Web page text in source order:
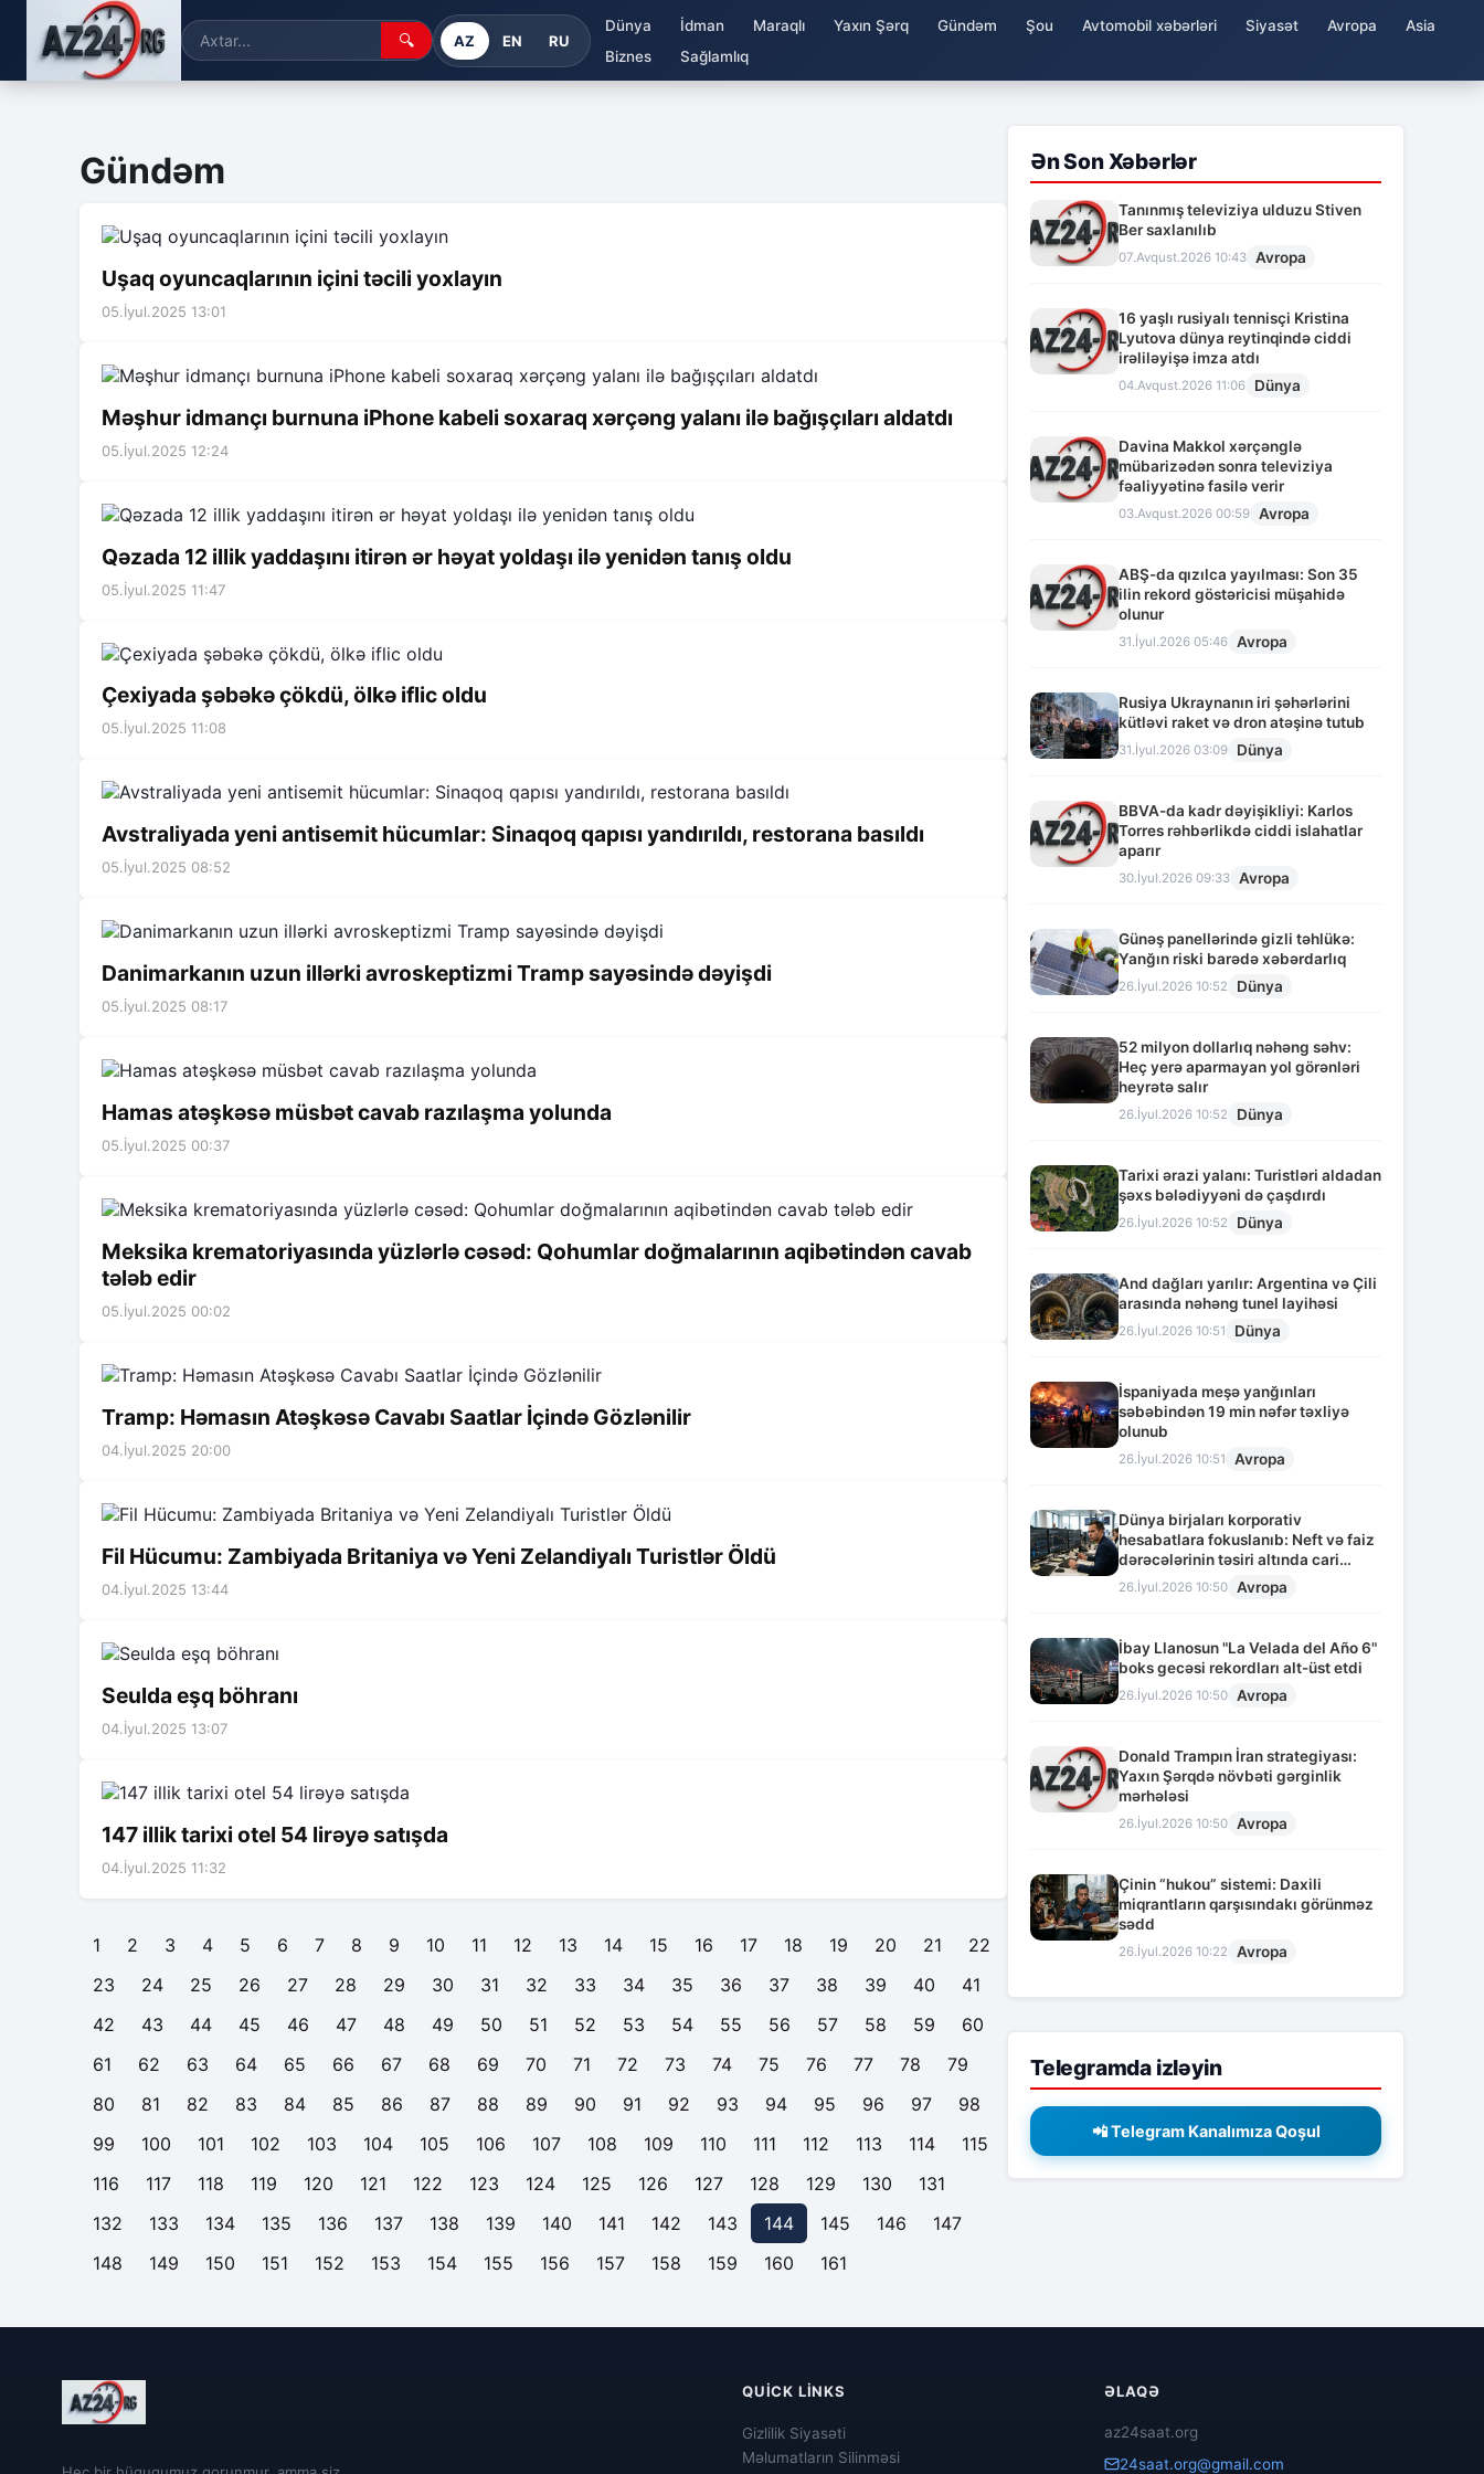
🔍 AZ EN RU
Dünya İdman Maraqlı Yaxın Şərq Gündəm Şou Avtomobil xəbərləri Siyasət Avropa
Asia
Biznes
Sağlamlıq
Gündəm
Uşaq oyuncaqlarının içini təcili yoxlayın
05.İyul.2025 13:01
Məşhur idmançı burnuna iPhone kabeli soxaraq xərçəng yalanı ilə bağışçıları aldatdı
05.İyul.2025 12:24
Qəzada 12 illik yaddaşını itirən ər həyat yoldaşı ilə yenidən tanış oldu
05.İyul.2025 11:47
Çexiyada şəbəkə çökdü, ölkə iflic oldu
05.İyul.2025 11:08
Avstraliyada yeni antisemit hücumlar: Sinaqoq qapısı yandırıldı, restorana basıldı
05.İyul.2025 08:52
Danimarkanın uzun illərki avroskeptizmi Tramp sayəsində dəyişdi
05.İyul.2025 08:17
Hamas atəşkəsə müsbət cavab razılaşma yolunda
05.İyul.2025 00:37
Meksika krematoriyasında yüzlərlə cəsəd: Qohumlar doğmalarının aqibətindən cavab
tələb edir
05.İyul.2025 00:02
Tramp: Həmasın Atəşkəsə Cavabı Saatlar İçində Gözlənilir
04.İyul.2025 20:00
Fil Hücumu: Zambiyada Britaniya və Yeni Zelandiyalı Turistlər Öldü
04.İyul.2025 13:44
Seulda eşq böhranı
04.İyul.2025 13:07
147 illik tarixi otel 54 lirəyə satışda
04.İyul.2025 11:32
1 2 3 4 5 6 7 8 9 10 11 12 13 14 15 16 17 18 19 20 21
22
23
24 25 26 27 28 29 30 31 32 33 34 35 36 37 38 39 40
41
42
43 44 45 46 47 48 49 50 51 52 53 54 55 56 57 58 59
60
61
62 63 64 65 66 67 68 69 70 71 72 73 74 75 76 77 78
79
80
81 82 83 84 85 86 87 88 89 90 91 92 93 94 95 96 97
98
99
100 101 102 103 104 105 106 107 108 109 110 111 112 113 114
115
116
117 118 119 120 121 122 123 124 125 126 127 128 129 130
131
132
133 134 135 136 137 138 139 140 141 142 143 144 145 146
147
148
149 150 151 152 153 154 155 156 157 158 159 160 161
Ən Son Xəbərlər
Tanınmış televiziya ulduzu Stiven
Ber saxlanılıb
07.Avqust.2026 10:43 Avropa
16 yaşlı rusiyalı tennisçi Kristina
Lyutova dünya reytinqində ciddi
irəliləyişə imza atdı
04.Avqust.2026 11:06 Dünya
Davina Makkol xərçənglə
mübarizədən sonra televiziya
fəaliyyətinə fasilə verir
03.Avqust.2026 00:59 Avropa
ABŞ-da qızılca yayılması: Son 35
ilin rekord göstəricisi müşahidə
olunur
31.İyul.2026 05:46 Avropa
Rusiya Ukraynanın iri şəhərlərini
kütləvi raket və dron atəşinə tutub
31.İyul.2026 03:09 Dünya
BBVA-da kadr dəyişikliyi: Karlos
Torres rəhbərlikdə ciddi islahatlar
aparır
30.İyul.2026 09:33 Avropa
Günəş panellərində gizli təhlükə:
Yanğın riski barədə xəbərdarlıq
26.İyul.2026 10:52 Dünya
52 milyon dollarlıq nəhəng səhv:
Heç yerə aparmayan yol görənləri
heyrətə salır
26.İyul.2026 10:52 Dünya
Tarixi ərazi yalanı: Turistləri aldadan
şəxs bələdiyyəni də çaşdırdı
26.İyul.2026 10:52 Dünya
And dağları yarılır: Argentina və Çili
arasında nəhəng tunel layihəsi
26.İyul.2026 10:51 Dünya
İspaniyada meşə yanğınları
səbəbindən 19 min nəfər təxliyə
olunub
26.İyul.2026 10:51 Avropa
Dünya birjaları korporativ
hesabatlara fokuslanıb: Neft və faiz
dərəcələrinin təsiri altında cari
vəziyyət
26.İyul.2026 10:50 Avropa
İbay Llanosun "La Velada del Año 6"
boks gecəsi rekordları alt-üst etdi
26.İyul.2026 10:50 Avropa
Donald Trampın İran strategiyası:
Yaxın Şərqdə növbəti gərginlik
mərhələsi
26.İyul.2026 10:50 Avropa
Çinin “hukou” sistemi: Daxili
miqrantların qarşısındakı görünməz
sədd
26.İyul.2026 10:22 Avropa
Telegramda izləyin
📲 Telegram Kanalımıza Qoşul
QUICK LINKS
Gizlilik Siyasəti
Məlumatların Silinməsi
ƏLAQƏ
az24saat.org
24saat.org@gmail.com